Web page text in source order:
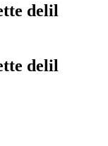
delil
delil